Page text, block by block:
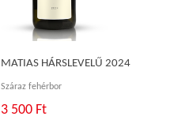
MATIAS HÁRSLEVELŰ 2024
Száraz fehérbor
3 500 Ft